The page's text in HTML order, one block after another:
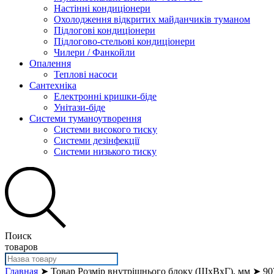
Настінні кондиціонери
Охолодження відкритих майданчиків туманом
Підлогові кондиціонери
Підлогово-стельові кондиціонери
Чилери / Фанкойли
Опалення
Теплові насоси
Сантехніка
Електронні кришки-біде
Унітази-біде
Системи туманоутворення
Системи високого тиску
Системи дезінфекції
Системи низького тиску
Поиск
товаров
Главная ➤ Товар Розмір внутрішнього блоку (ШхВхГ), мм ➤